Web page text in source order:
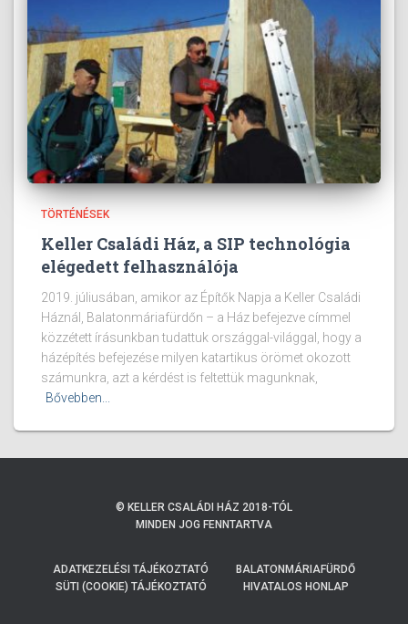
TÖRTÉNÉSEK
Keller Családi Ház, a SIP technológia
elégedett felhasználója
2019. júliusában, amikor az Építők Napja a Keller Családi
Háznál, Balatonmáriafürdőn – a Ház befejezve címmel
közzétett írásunkban tudattuk országgal-világgal, hogy a
házépítés befejezése milyen katartikus örömet okozott
számunkra, azt a kérdést is feltettük magunknak,
Bővebben...
© KELLER CSALÁDI HÁZ 2018-TÓL
MINDEN JOG FENNTARTVA
ADATKEZELÉSI TÁJÉKOZTATÓ
SÜTI (COOKIE) TÁJÉKOZTATÓ
BALATONMÁRIAFÜRDŐ
HIVATALOS HONLAP